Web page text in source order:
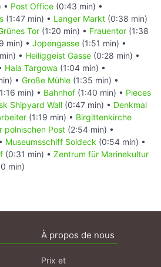
• Post Office (0:43 min) •
(1:47 min) • Langer Markt (0:38 min)
Tor (1:20 min) • Frauentor (1:38
min) • Jopengasse (1:51 min) •
• Heiliggeist Gasse (0:28 min) •
Hala Targowa (1:04 min) •
• Große Mühle (1:35 min) •
min) • Bahnhof (1:40 min) • Pieces
Shipyard Wall (0:47 min) • Denkmal
(1:19 min) • Birgittenkirche
polnischen Post (2:54 min) •
Museumsschiff Soldeck (0:54 min) •
(0:31 min) • Zentrum für Marinekultur
min)
À propos de nous
Prix et